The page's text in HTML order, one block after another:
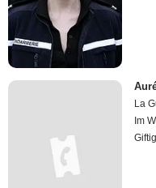
La
Im